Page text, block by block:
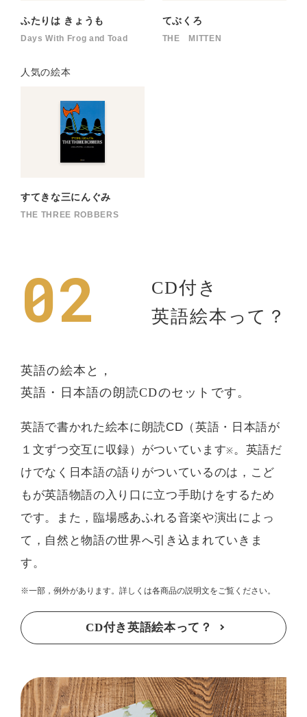
ふたりは きょうも
Days With Frog and Toad
てぶくろ
THE MITTEN
人気の絵本
すてきな三にんぐみ
THE THREE ROBBERS
02
CD付き
英語絵本って？
英語の絵本と，
英語・日本語の朗読CDのセットです。
英語で書かれた絵本に朗読CD（英語・日本語が
１文ずつ交互に収録）がついています※ 。英語だ
けでなく日本語の語りがついているのは，こど
もが英語物語の入り口に立つ手助けをするため
です。また，臨場感あふれる音楽や演出によっ
て，自然と物語の世界へ引き込まれていきま
す。
※一部，例外があります。詳しくは各商品の説明文をご覧ください。
CD付き英語絵本って？